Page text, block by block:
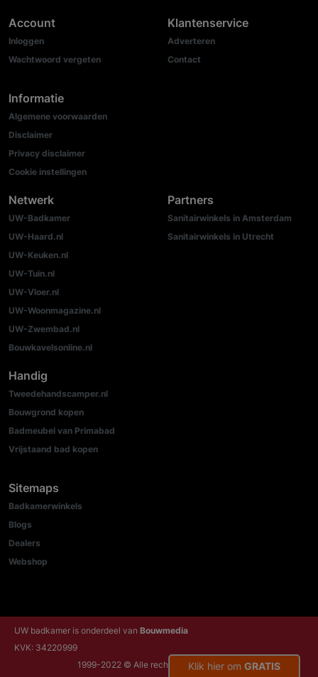
Account
Inloggen
Wachtwoord vergeten
Informatie
Algemene voorwaarden
Disclaimer
Privacy disclaimer
Cookie instellingen
Klantenservice
Adverteren
Contact
Netwerk
UW-Badkamer
UW-Haard.nl
UW-Keuken.nl
UW-Tuin.nl
UW-Vloer.nl
UW-Woonmagazine.nl
UW-Zwembad.nl
Bouwkavelsonline.nl
Partners
Sanitairwinkels in Amsterdam
Sanitairwinkels in Utrecht
Handig
Tweedehandscamper.nl
Bouwgrond kopen
Badmeubel van Primabad
Vrijstaand bad kopen
Sitemaps
Badkamerwinkels
Blogs
Dealers
Webshop
UW badkamer is onderdeel van Bouwmedia
KVK: 34220999
1999-2022 © Alle rechten voorbehouden
Klik hier om GRATIS